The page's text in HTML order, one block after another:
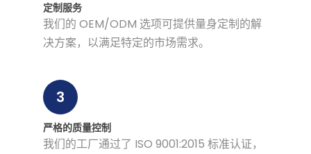
定制服务
我们的 OEM/ODM 选项可提供量身定制的解
决方案，以满足特定的市场需求。
3
严格的质量控制
我们的工厂通过了 ISO 9001:2015 标准认证，